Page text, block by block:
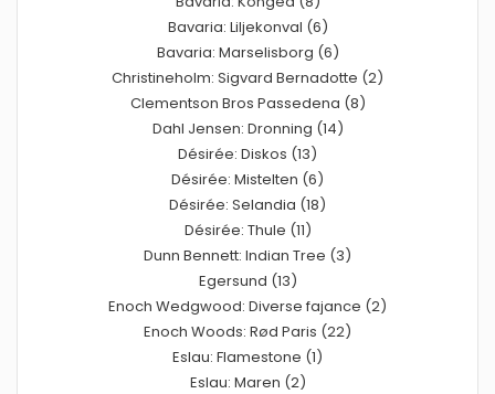
Bavaria: Liljekonval (6)
Bavaria: Marselisborg (6)
Christineholm: Sigvard Bernadotte (2)
Clementson Bros Passedena (8)
Dahl Jensen: Dronning (14)
Désirée: Diskos (13)
Désirée: Mistelten (6)
Désirée: Selandia (18)
Désirée: Thule (11)
Dunn Bennett: Indian Tree (3)
Egersund (13)
Enoch Wedgwood: Diverse fajance (2)
Enoch Woods: Rød Paris (22)
Eslau: Flamestone (1)
Eslau: Maren (2)